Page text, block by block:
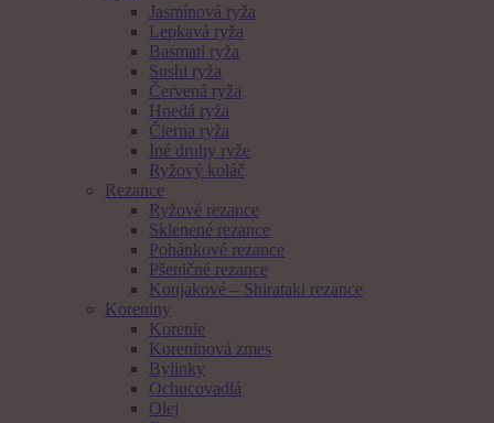
Jasmínová ryža
Lepkavá ryža
Basmati ryža
Sushi ryža
Červená ryža
Hnedá ryža
Čierna ryža
Iné druhy ryže
Ryžový koláč
Rezance
Ryžové rezance
Sklenené rezance
Pohánkové rezance
Pšeničné rezance
Konjakové – Shirataki rezance
Koreniny
Korenie
Koreninová zmes
Bylinky
Ochucovadlá
Olej